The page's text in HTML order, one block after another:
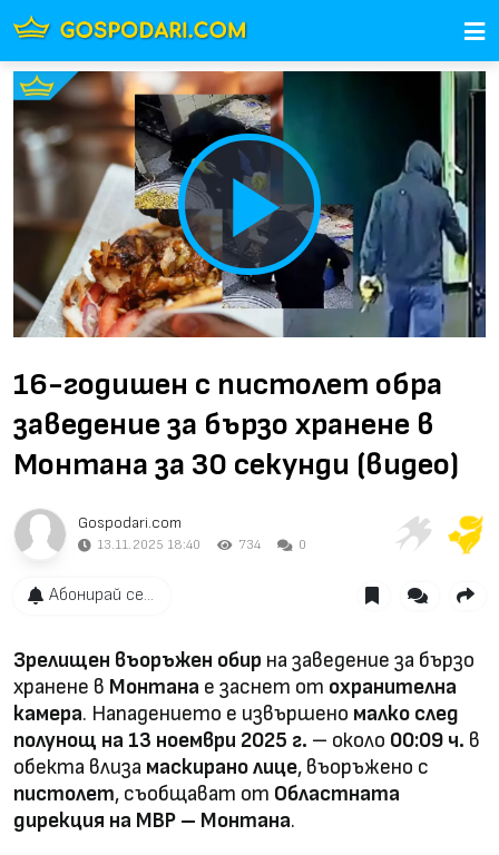
Play
Video
16-годишен с пистолет обра
заведение за бързо хранене в
Монтана за 30 секунди (видео)
Gospodari.com
13.11.2025 18:40 734 0
Абонирай се...
Зрелищен въоръжен обир на заведение за бързо
хранене в Монтана е заснет от охранителна
камера. Нападението е извършено малко след
полунощ на 13 ноември 2025 г. – около 00:09 ч. в
обекта влиза маскирано лице, въоръжено с
пистолет, съобщават от Областната
дирекция на МВР – Монтана.